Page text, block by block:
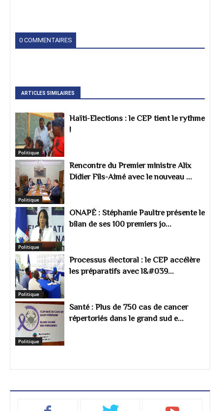
0 COMMENTAIRES
ARTICLES SIMILAIRES
Politique
Haïti-Elections : le CEP tient le rythme
!
Politique
Rencontre du Premier ministre Alix
Didier Fils-Aimé avec le nouveau ...
Politique
ONAPÉ : Stéphanie Paultre présente le
bilan de ses 100 premiers jo...
Politique
Processus électoral : le CEP accélère
les préparatifs avec l&#039...
Politique
Santé : Plus de 750 cas de cancer
répertoriés dans le grand sud e...